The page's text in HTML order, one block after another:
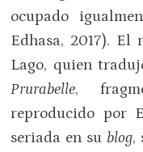
ocupado
Edhasa, 2017).
Lago, quien
Prurabelle,
reproducido por
seriada en su blog,